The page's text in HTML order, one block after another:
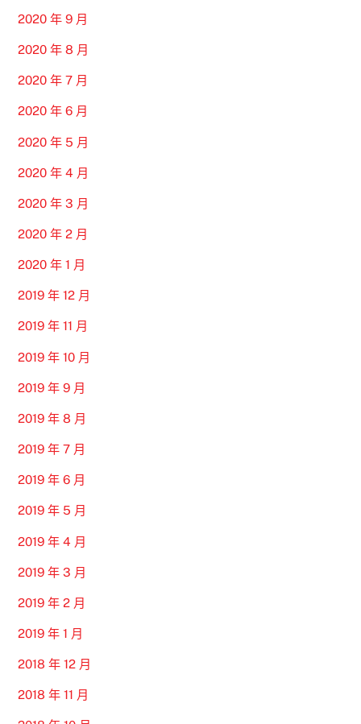
2020 年 9 月
2020 年 8 月
2020 年 7 月
2020 年 6 月
2020 年 5 月
2020 年 4 月
2020 年 3 月
2020 年 2 月
2020 年 1 月
2019 年 12 月
2019 年 11 月
2019 年 10 月
2019 年 9 月
2019 年 8 月
2019 年 7 月
2019 年 6 月
2019 年 5 月
2019 年 4 月
2019 年 3 月
2019 年 2 月
2019 年 1 月
2018 年 12 月
2018 年 11 月